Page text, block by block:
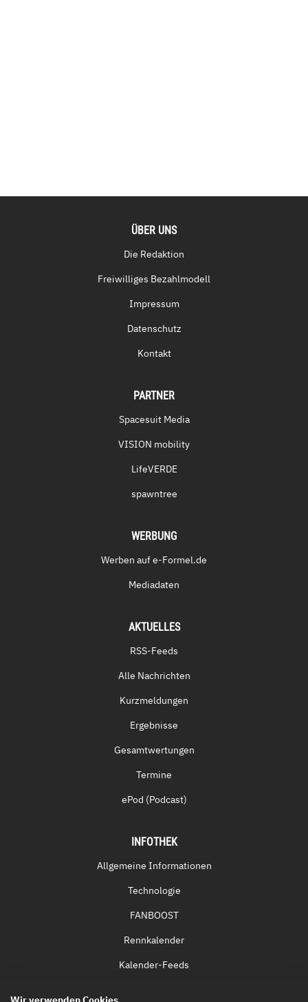
ÜBER UNS
Die Redaktion
Freiwilliges Bezahlmodell
Impressum
Datenschutz
Kontakt
PARTNER
Spacesuit Media
VISION mobility
LifeVERDE
spawntree
WERBUNG
Werben auf e-Formel.de
Mediadaten
AKTUELLES
RSS-Feeds
Alle Nachrichten
Kurzmeldungen
Ergebnisse
Gesamtwertungen
Termine
ePod (Podcast)
INFOTHEK
Allgemeine Informationen
Technologie
FANBOOST
Rennkalender
Kalender-Feeds